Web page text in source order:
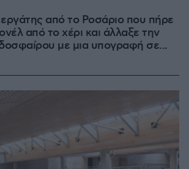
από το Ροσάριο που πήρε
από το χέρι και άλλαξε την
με μια υπογραφή σε...